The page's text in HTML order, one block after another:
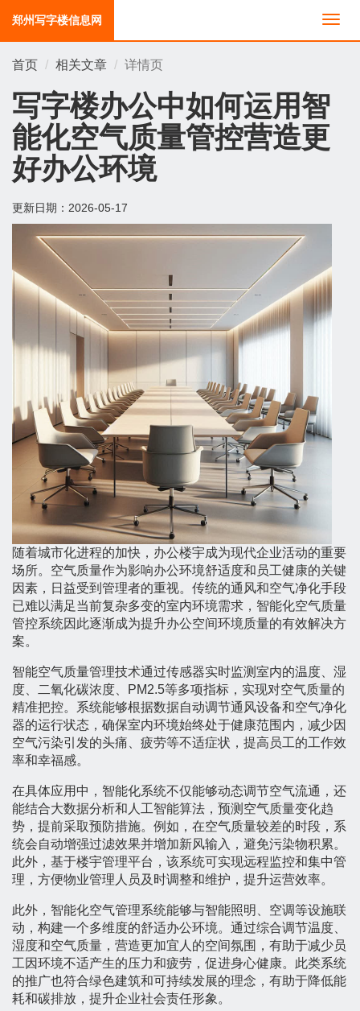
切
换
郑州写字楼信息网
首页 相关文章 详情页
写字楼办公中如何运用智
能化空气质量管控营造更
好办公环境
更新日期： 2026-05-17
随着城市化进程的加快，办公楼宇成为现代企业活动的重要
场所。空气质量作为影响办公环境舒适度和员工健康的关键
因素，日益受到管理者的重视。传统的通风和空气净化手段
已难以满足当前复杂多变的室内环境需求，智能化空气质量
管控系统因此逐渐成为提升办公空间环境质量的有效解决方
案。
智能空气质量管理技术通过传感器实时监测室内的温度、湿
度、二氧化碳浓度、PM2.5等多项指标，实现对空气质量的
精准把控。系统能够根据数据自动调节通风设备和空气净化
器的运行状态，确保室内环境始终处于健康范围内，减少因
空气污染引发的头痛、疲劳等不适症状，提高员工的工作效
率和幸福感。
在具体应用中，智能化系统不仅能够动态调节空气流通，还
能结合大数据分析和人工智能算法，预测空气质量变化趋
势，提前采取预防措施。例如，在空气质量较差的时段，系
统会自动增强过滤效果并增加新风输入，避免污染物积累。
此外，基于楼宇管理平台，该系统可实现远程监控和集中管
理，方便物业管理人员及时调整和维护，提升运营效率。
此外，智能化空气管理系统能够与智能照明、空调等设施联
动，构建一个多维度的舒适办公环境。通过综合调节温度、
湿度和空气质量，营造更加宜人的空间氛围，有助于减少员
工因环境不适产生的压力和疲劳，促进身心健康。此类系统
的推广也符合绿色建筑和可持续发展的理念，有助于降低能
耗和碳排放，提升企业社会责任形象。